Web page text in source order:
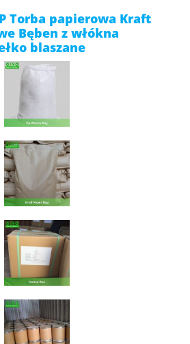
Torba papierowa Kraft
Bęben z włókna
blaszane